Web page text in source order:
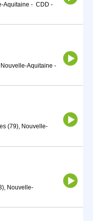
Aquitaine - CDD -
Aquitaine -
(79), Nouvelle-
Nouvelle-